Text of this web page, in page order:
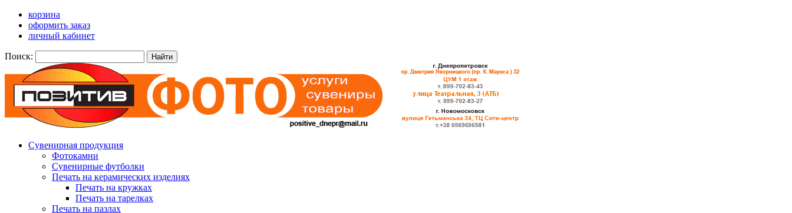
корзина
оформить заказ
личный кабинет
Поиск: Найти
Сувенирная продукция
Фотокамни
Сувенирные футболки
Печать на керамических изделиях
Печать на кружках
Печать на тарелках
Печать на пазлах